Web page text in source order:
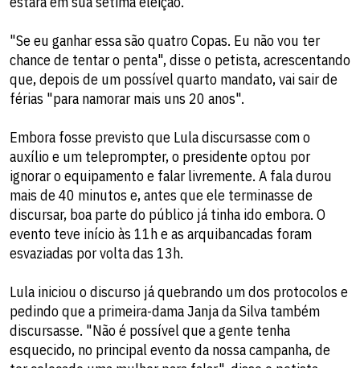
"Se eu ganhar essa são quatro Copas. Eu não vou ter
chance de tentar o penta", disse o petista, acrescentando
que, depois de um possível quarto mandato, vai sair de
férias "para namorar mais uns 20 anos".
Embora fosse previsto que Lula discursasse com o
auxílio e um teleprompter, o presidente optou por
ignorar o equipamento e falar livremente. A fala durou
mais de 40 minutos e, antes que ele terminasse de
discursar, boa parte do público já tinha ido embora. O
evento teve início às 11h e as arquibancadas foram
esvaziadas por volta das 13h.
Lula iniciou o discurso já quebrando um dos protocolos e
pedindo que a primeira-dama Janja da Silva também
discursasse. "Não é possível que a gente tenha
esquecido, no principal evento da nossa campanha, de